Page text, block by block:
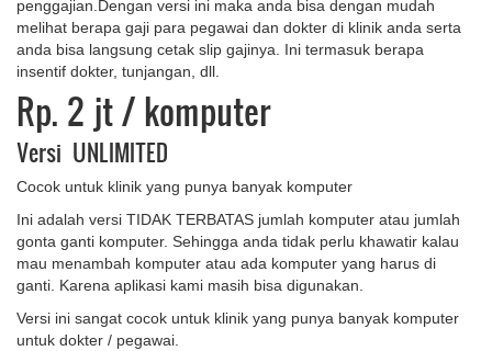
penggajian.Dengan versi ini maka anda bisa dengan mudah
melihat berapa gaji para pegawai dan dokter di klinik anda serta
anda bisa langsung cetak slip gajinya. Ini termasuk berapa
insentif dokter, tunjangan, dll.
Rp. 2 jt/ komputer
Versi UNLIMITED
Cocok untuk klinik yang punya banyak komputer
Ini adalah versi TIDAK TERBATAS jumlah komputer atau jumlah
gonta ganti komputer. Sehingga anda tidak perlu khawatir kalau
mau menambah komputer atau ada komputer yang harus di
ganti. Karena aplikasi kami masih bisa digunakan.
Versi ini sangat cocok untuk klinik yang punya banyak komputer
untuk dokter / pegawai.